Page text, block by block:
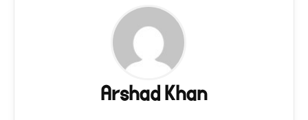
Arshad Khan